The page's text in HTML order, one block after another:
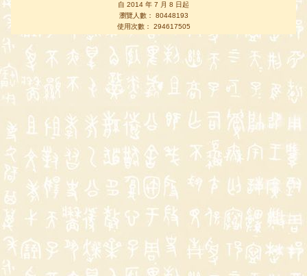
自 2014 年 7 月 8 日起
瀏覽人數： 80448193
使用次數： 294617505